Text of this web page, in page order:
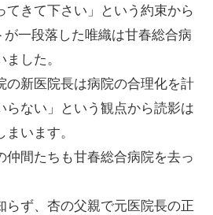
てきて下さい」という約束から
一段落した唯織は甘春総合病
した。
の新医院長は病院の合理化を計
らない」という観点から読影は
います。
仲間たちも甘春総合病院を去っ
らず、杏の父親で元医院長の正